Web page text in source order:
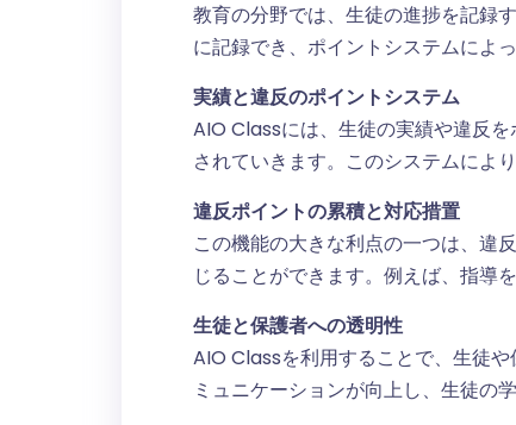
教育の分野では、生徒の進捗を記録
に記録でき、ポイントシステムによ
実績と違反のポイントシステム
AIO Classには、生徒の実績や違反
されていきます。このシステムによ
違反ポイントの累積と対応措置
この機能の大きな利点の一つは、違
じることができます。例えば、指導
生徒と保護者への透明性
AIO Classを利用することで、生徒
ミュニケーションが向上し、生徒の